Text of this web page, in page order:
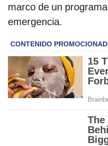
marco de un
emergencia.